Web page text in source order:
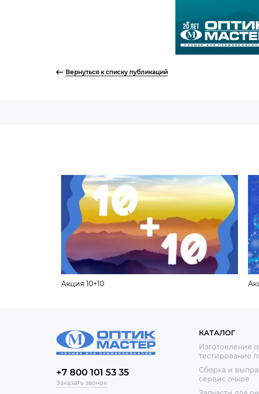
Вернуться к списку публикаций
Акция 10+10
+7 800 101 53 35
Заказать звонок
КАТАЛОГ
Изготовление
тестирование
Сборка и
сервис очков